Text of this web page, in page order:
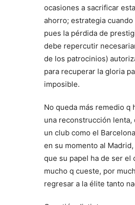
ocasiones a sacrificar
ahorro; estrategia
pues la pérdida de
debe repercutir
de los patrocinios)
para recuperar la gloria
imposible.
No queda más remedio q
una reconstrucción lenta,
un club como el
en su momento al
que su papel ha de ser el
mucho q cueste, por
regresar a la élite tanto